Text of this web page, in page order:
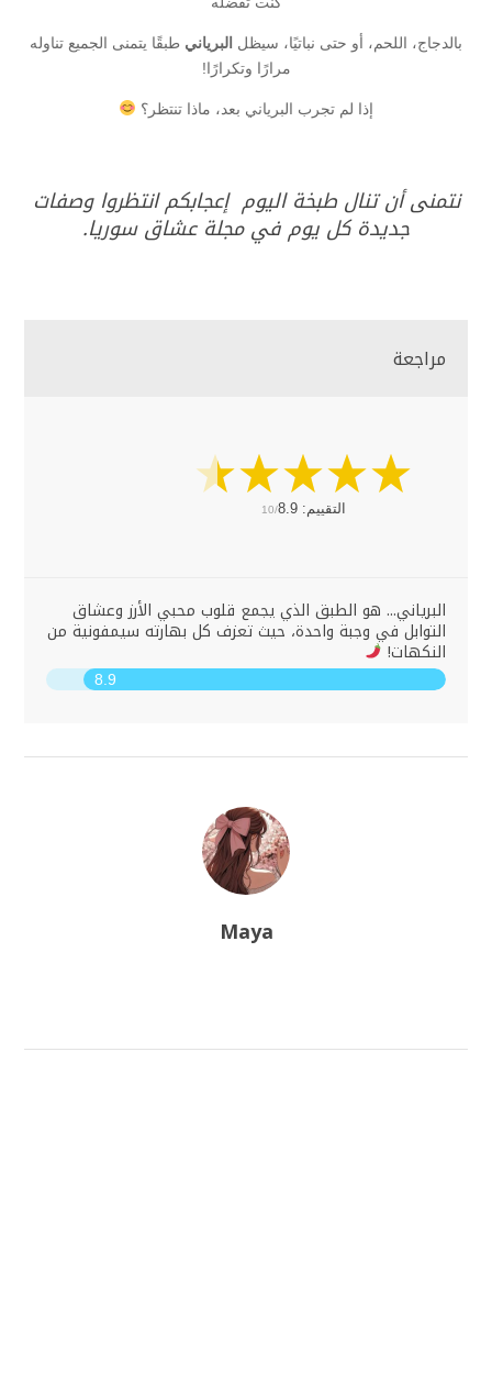
بالدجاج، اللحم، أو حتى نباتيًا، سيظل البرياني طبقًا يتمنى الجميع تناوله
مرارًا وتكرارًا!
إذا لم تجرب البرياني بعد، ماذا تنتظر؟
نتمنى أن تنال طبخة اليوم إعجابكم انتظروا وصفات
جديدة كل يوم في مجلة عشاق سوريا.
مراجعة
التقييم: 10/8.9
البرياني... هو الطبق الذي يجمع قلوب محبي الأرز وعشاق
التوابل في وجبة واحدة، حيث تعزف كل بهارته سيمفونية من
النكهات!
8.9
Maya